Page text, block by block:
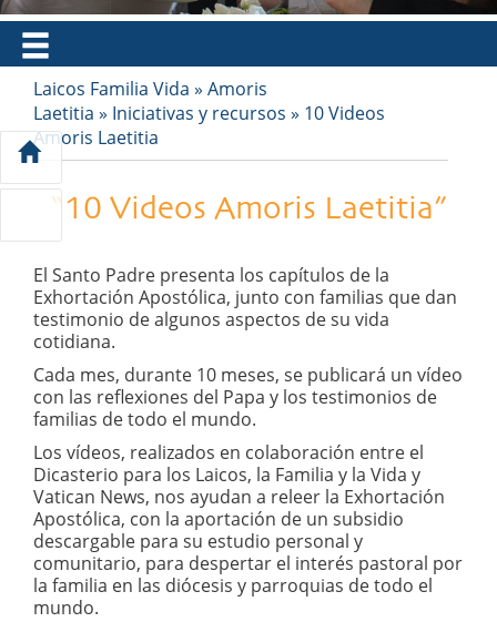
Laicos Familia Vida » Amoris
Laetitia » Iniciativas y recursos » 10 Videos
Amoris Laetitia
“10 Videos Amoris Laetitia”
El Santo Padre presenta los capítulos de la
Exhortación Apostólica, junto con familias que dan
testimonio de algunos aspectos de su vida
cotidiana.
Cada mes, durante 10 meses, se publicará un vídeo
con las reflexiones del Papa y los testimonios de
familias de todo el mundo.
Los vídeos, realizados en colaboración entre el
Dicasterio para los Laicos, la Familia y la Vida y
Vatican News, nos ayudan a releer la Exhortación
Apostólica, con la aportación de un subsidio
descargable para su estudio personal y
comunitario, para despertar el interés pastoral por
la familia en las diócesis y parroquias de todo el
mundo.